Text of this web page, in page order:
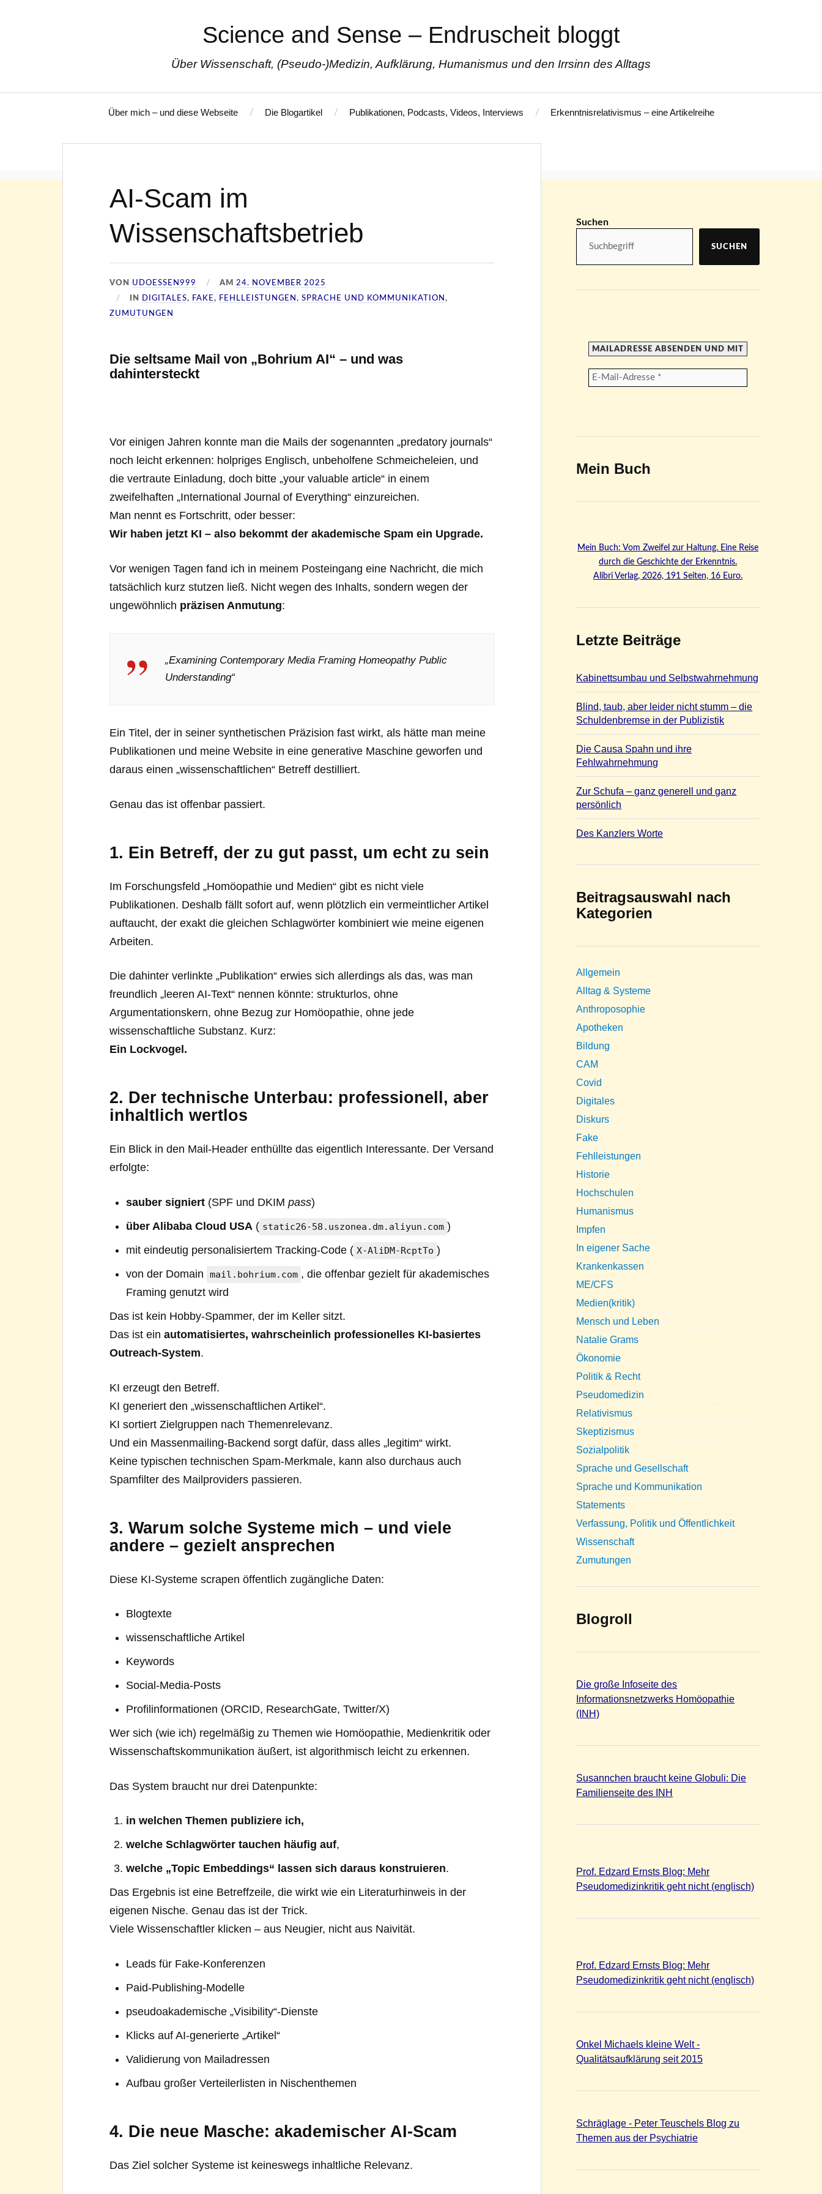
Science and Sense – Endruscheit bloggt
Über Wissenschaft, (Pseudo-)Medizin, Aufklärung, Humanismus und den Irrsinn des Alltags
Über mich – und diese Webseite Die Blogartikel Publikationen, Podcasts, Videos, Interviews Erkenntnisrelativismus – eine Artikelreihe
AI-Scam im
Wissenschaftsbetrieb
VON UDOESSEN999 AM 24. NOVEMBER 2025
IN DIGITALES, FAKE, FEHLLEISTUNGEN,SPRACHE UND KOMMUNIKATION,
ZUMUTUNGEN
Die seltsame Mail von „Bohrium AI“ – und was
dahintersteckt
Vor einigen Jahren konnte man die Mails der sogenannten „predatory journals“
noch leicht erkennen: holpriges Englisch, unbeholfene Schmeicheleien, und
die vertraute Einladung, doch bitte „your valuable article“ in einem
zweifelhaften „International Journal of Everything“ einzureichen.
Man nennt es Fortschritt, oder besser:
Wir haben jetzt KI – also bekommt der akademische Spam ein Upgrade.
Vor wenigen Tagen fand ich in meinem Posteingang eine Nachricht, die mich
tatsächlich kurz stutzen ließ. Nicht wegen des Inhalts, sondern wegen der
ungewöhnlich präzisen Anmutung:
„Examining Contemporary Media Framing Homeopathy Public
Understanding“
Ein Titel, der in seiner synthetischen Präzision fast wirkt, als hätte man meine
Publikationen und meine Website in eine generative Maschine geworfen und
daraus einen „wissenschaftlichen“ Betreff destilliert.
Genau das ist offenbar passiert.
1. Ein Betreff, der zu gut passt, um echt zu sein
Im Forschungsfeld „Homöopathie und Medien“ gibt es nicht viele
Publikationen. Deshalb fällt sofort auf, wenn plötzlich ein vermeintlicher Artikel
auftaucht, der exakt die gleichen Schlagwörter kombiniert wie meine eigenen
Arbeiten.
Die dahinter verlinkte „Publikation“ erwies sich allerdings als das, was man
freundlich „leeren AI-Text“ nennen könnte: strukturlos, ohne
Argumentationskern, ohne Bezug zur Homöopathie, ohne jede
wissenschaftliche Substanz. Kurz:
Ein Lockvogel.
2. Der technische Unterbau: professionell, aber
inhaltlich wertlos
Ein Blick in den Mail-Header enthüllte das eigentlich Interessante. Der Versand
erfolgte:
sauber signiert(SPF und DKIM pass)
über Alibaba Cloud USA ( static26-58.uszonea.dm.aliyun.com )
mit eindeutig personalisiertem Tracking-Code ( X-AliDM-RcptTo )
von der Domain
mail.bohrium.com , die offenbar gezielt für akademisches
Framing genutzt wird
Das ist kein Hobby-Spammer, der im Keller sitzt.
Das ist einautomatisiertes, wahrscheinlich professionelles KI-basiertes
Outreach-System.
KI erzeugt den Betreff.
KI generiert den „wissenschaftlichen Artikel“.
KI sortiert Zielgruppen nach Themenrelevanz.
Und ein Massenmailing-Backend sorgt dafür, dass alles „legitim“ wirkt.
Keine typischen technischen Spam-Merkmale, kann also durchaus auch
Spamfilter des Mailproviders passieren.
3. Warum solche Systeme mich – und viele
andere – gezielt ansprechen
Diese KI-Systeme scrapen öffentlich zugängliche Daten:
Blogtexte
wissenschaftliche Artikel
Keywords
Social-Media-Posts
Profilinformationen (ORCID, ResearchGate, Twitter/X)
Wer sich (wie ich) regelmäßig zu Themen wie Homöopathie, Medienkritik oder
Wissenschaftskommunikation äußert, ist algorithmisch leicht zu erkennen.
Das System braucht nur drei Datenpunkte:
in welchen Themen publiziere ich,
welche Schlagwörter tauchen häufig auf,
welche „Topic Embeddings“ lassen sich daraus konstruieren.
Das Ergebnis ist eine Betreffzeile, die wirkt wie ein Literaturhinweis in der
eigenen Nische. Genau das ist der Trick.
Viele Wissenschaftler klicken – aus Neugier, nicht aus Naivität.
Leads für Fake-Konferenzen
Paid-Publishing-Modelle
pseudoakademische „Visibility“-Dienste
Klicks auf AI-generierte „Artikel“
Validierung von Mailadressen
Aufbau großer Verteilerlisten in Nischenthemen
4. Die neue Masche: akademischer AI-Scam
Das Ziel solcher Systeme ist keineswegs inhaltliche Relevanz.
Suchen
SUCHEN
Mein Buch
Mein Buch: Vom Zweifel zur Haltung. Eine Reise
durch die Geschichte der Erkenntnis.
Alibri Verlag, 2026, 191 Seiten, 16 Euro.
Letzte Beiträge
Kabinettsumbau und Selbstwahrnehmung
Blind, taub, aber leider nicht stumm – die
Schuldenbremse in der Publizistik
Die Causa Spahn und ihre
Fehlwahrnehmung
Zur Schufa – ganz generell und ganz
persönlich
Des Kanzlers Worte
Beitragsauswahl nach
Kategorien
Allgemein
Alltag & Systeme
Anthroposophie
Apotheken
Bildung
CAM
Covid
Digitales
Diskurs
Fake
Fehlleistungen
Historie
Hochschulen
Humanismus
Impfen
In eigener Sache
Krankenkassen
ME/CFS
Medien(kritik)
Mensch und Leben
Natalie Grams
Ökonomie
Politik & Recht
Pseudomedizin
Relativismus
Skeptizismus
Sozialpolitik
Sprache und Gesellschaft
Sprache und Kommunikation
Statements
Verfassung, Politik und Öffentlichkeit
Wissenschaft
Zumutungen
Blogroll
Die große Infoseite des
Informationsnetzwerks Homöopathie
(INH)
Susannchen braucht keine Globuli: Die
Familienseite des INH
Prof. Edzard Ernsts Blog: Mehr
Pseudomedizinkritik geht nicht (englisch)
Prof. Edzard Ernsts Blog: Mehr
Pseudomedizinkritik geht nicht (englisch)
Onkel Michaels kleine Welt -
Qualitätsaufklärung seit 2015
Schräglage - Peter Teuschels Blog zu
Themen aus der Psychiatrie